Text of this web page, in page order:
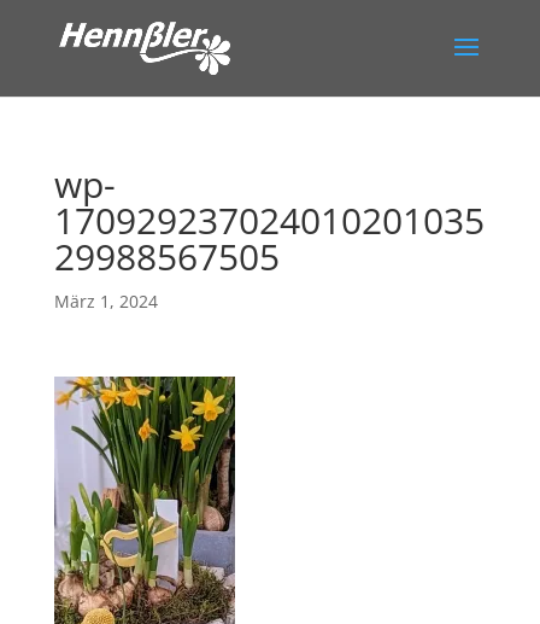
wp-
170929237024010201035
29988567505
März 1, 2024